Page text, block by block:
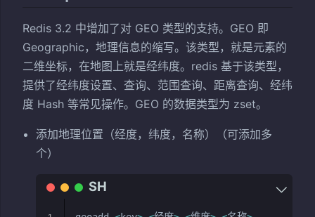
Redis 3.2 中增加了对 GEO 类型的支持。GEO 即
Geographic，地理信息的缩写。该类型，就是元素的
二维坐标，在地图上就是经纬度。redis 基于该类型，
提供了经纬度设置、查询、范围查询、距离查询、经纬
度 Hash 等常见操作。GEO 的数据类型为 zset。
添加地理位置（经度，纬度，名称）（可添加多
个）